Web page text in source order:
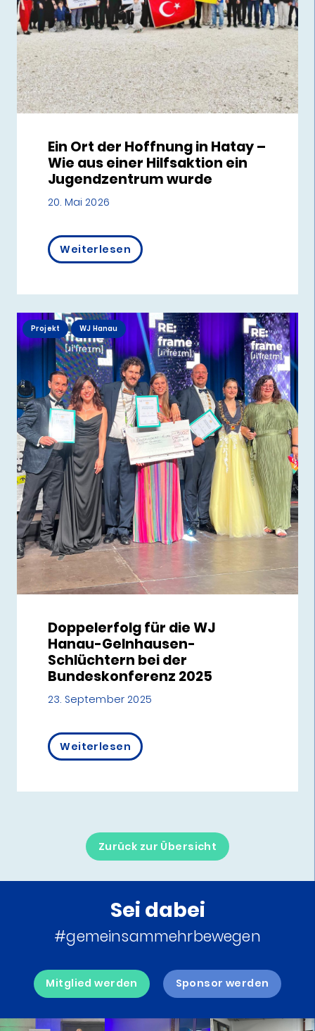
Ein Ort der Hoffnung in Hatay –
Wie aus einer Hilfsaktion ein
Jugendzentrum wurde
20. Mai 2026
Weiterlesen
Projekt WJ Hanau
Doppelerfolg für die WJ
Hanau-Gelnhausen-
Schlüchtern bei der
Bundeskonferenz 2025
23. September 2025
Weiterlesen
Zurück zur Übersicht
Sei dabei
#gemeinsammehrbewegen
Mitglied werden Sponsor werden